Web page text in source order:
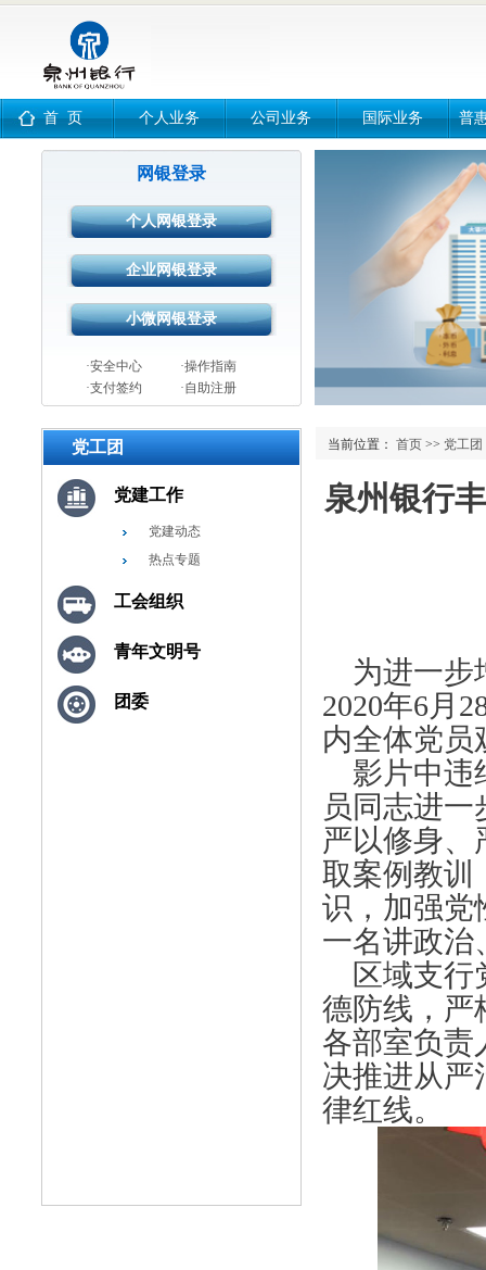
个人业务 公司业务 国际业务 普
首 页
网银登录
·安全中心
·操作指南
·支付签约
·自助注册
党工团
党建工作
党建动态
热点专题
工会组织
青年文明号
团委
当前位置： 首页 >> 党工团
泉州银行
为进一步
2020年6月
内全体党员
影片中违
员同志进
严以修身、
取案例教训
识，加强党
一名讲政治
区域支行
德防线，严
各部室负责
决推进从严
律红线。